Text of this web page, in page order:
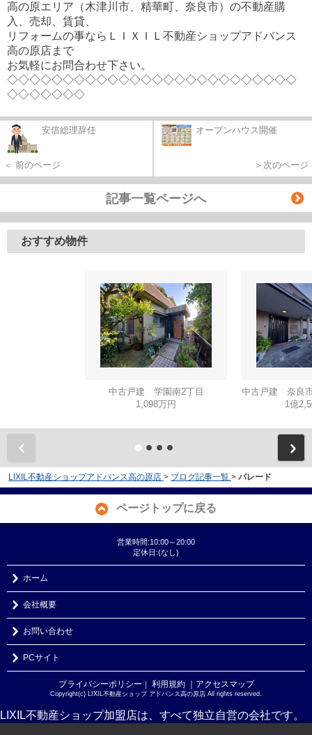
高の原エリア（木津川市、精華町、奈良市）の不動産購
入、売却、賃貸、
リフォームの事ならＬＩＸＩＬ不動産ショップアドバンス
高の原店まで
お気軽にお問合わせ下さい。
◇◇◇◇◇◇◇◇◇◇◇◇◇◇◇◇◇◇◇◇◇◇◇◇◇◇
◇◇◇◇◇◇◇
安倍総理辞任
＜ 前のページ
オープンハウス開催
＞次のページ
記事一覧ページへ
おすすめ物件
中古戸建 学園南2丁目
1,098万円
中古戸建 奈良
1億
LIXIL不動産ショップアドバンス高の原店 > ブログ記事一覧 > パレード
ページトップに戻る
営業時間:10:00～20:00
定休日:(なし)
ホーム
会社概要
お問い合わせ
PCサイト
プライバシーポリシー ｜ 利用規約 ｜アクセスマップ
Copyright(c) LIXIL不動産ショップ アドバンス高の原店 All rights reserved.
LIXIL不動産ショップ加盟店は、すべて独立自営の会社です。